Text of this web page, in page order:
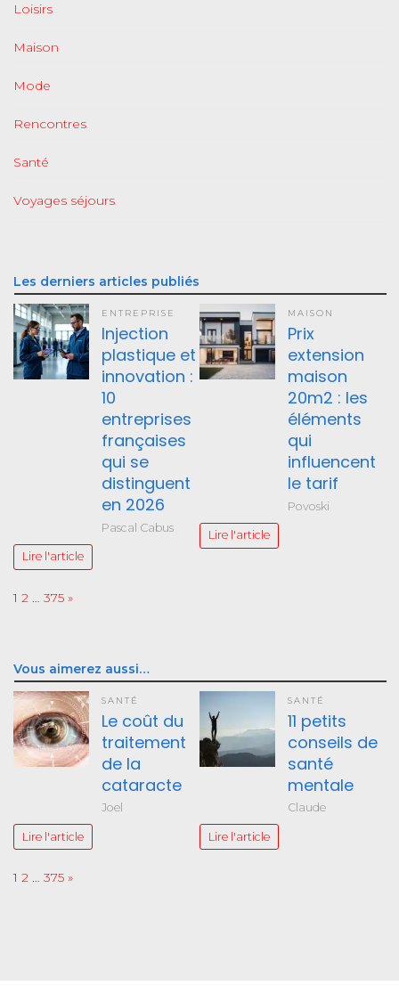
Loisirs
Maison
Mode
Rencontres
Santé
Voyages séjours
Les derniers articles publiés
ENTREPRISE
Injection
plastique et
innovation :
10
entreprises
françaises
qui se
distinguent
en 2026
Pascal Cabus
Lire l'article
MAISON
Prix
extension
maison
20m2 : les
éléments
qui
influencent
le tarif
Povoski
Lire l'article
Page:
1 2 375 Next
»
Vous aimerez aussi…
SANTÉ
Le coût du
traitement
de la
cataracte
Joel
Lire l'article
SANTÉ
11 petits
conseils de
santé
mentale
Claude
Lire l'article
Page:
1 2 … 375 Next
»